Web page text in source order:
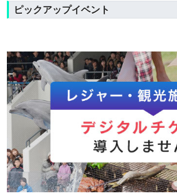
ピックアップイベント